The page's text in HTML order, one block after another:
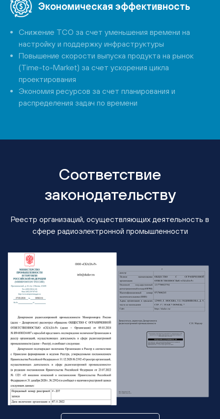
Экономическая эффективность
Снижение TCO за счет уменьшения времени на
настройку и поддержку инфраструктуры
Повышение скорости выпуска продукта на рынок
(Time-to-Market) за счет ускорения цикла
проектирования
Экономия ресурсов за счет планирования и
распределения задач по времени
Соответствие
законодательству
Реестр организаций, осуществляющих деятельность в
сфере радиоэлектронной промышленности